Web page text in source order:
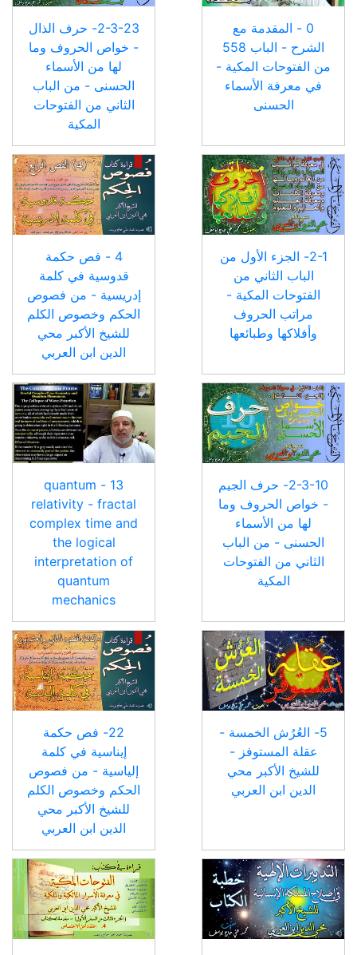
0 - المقدمة مع
الشرح - الباب 558
من الفتوحات المكية -
في معرفة الأسماء
الحسنى
2-3-23- حرف الذال
- خواص الحروف وما
لها من الأسماء
الحسنى - من الباب
الثاني من الفتوحات
المكية
2-1- الجزء الأول من
الباب الثاني من
الفتوحات المكية -
مراتب الحروف
وأفلاكها وطبائعها
4 - فص حكمة
قدوسية في كلمة
إدريسية - من فصوص
الحكم وخصوص الكلم
للشيخ الأكبر محي
الدين ابن العربي
2-3-10- حرف الجيم
- خواص الحروف وما
لها من الأسماء
الحسنى - من الباب
الثاني من الفتوحات
المكية
13 - quantum
relativity - fractal
complex time and
the logical
interpretation of
quantum
mechanics
5- العُرُش الخمسة -
عقلة المستوفز -
للشيخ الأكبر محي
الدين ابن العربي
22- فص حكمة
إيناسية في كلمة
إلياسية - من فصوص
الحكم وخصوص الكلم
للشيخ الأكبر محي
الدين ابن العربي